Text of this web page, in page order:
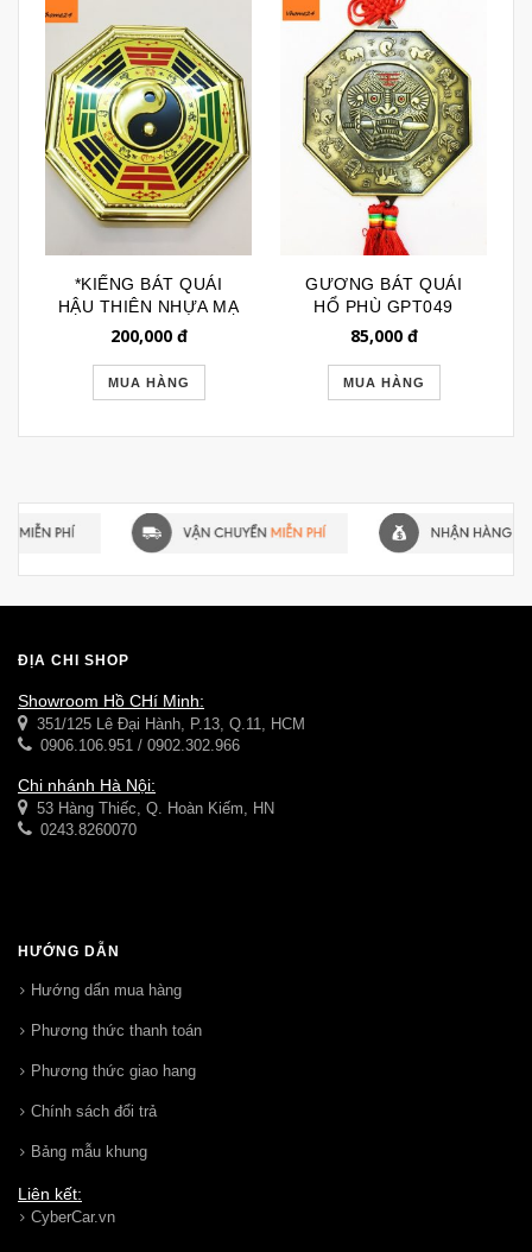
*KIẾNG BÁT QUÁI
HẬU THIÊN NHỰA MẠ
VÀNG GPT050
200,000đ
MUA HÀNG
GƯƠNG BÁT QUÁI
HỔ PHÙ GPT049
85,000đ
MUA HÀNG
ĐỊA CHỈ SHOP
Showroom Hồ CHí Minh:
351/125 Lê Đại Hành, P.13, Q.11, HCM
0906.106.951 / 0902.302.966
Chi nhánh Hà Nội:
53 Hàng Thiếc, Q. Hoàn Kiếm, HN
0243.8260070
HƯỚNG DẪN
Hướng dẩn mua hàng
Phương thức thanh toán
Phương thức giao hang
Chính sách đổi trả
Bảng mẫu khung
Liên kết:
CyberCar.vn